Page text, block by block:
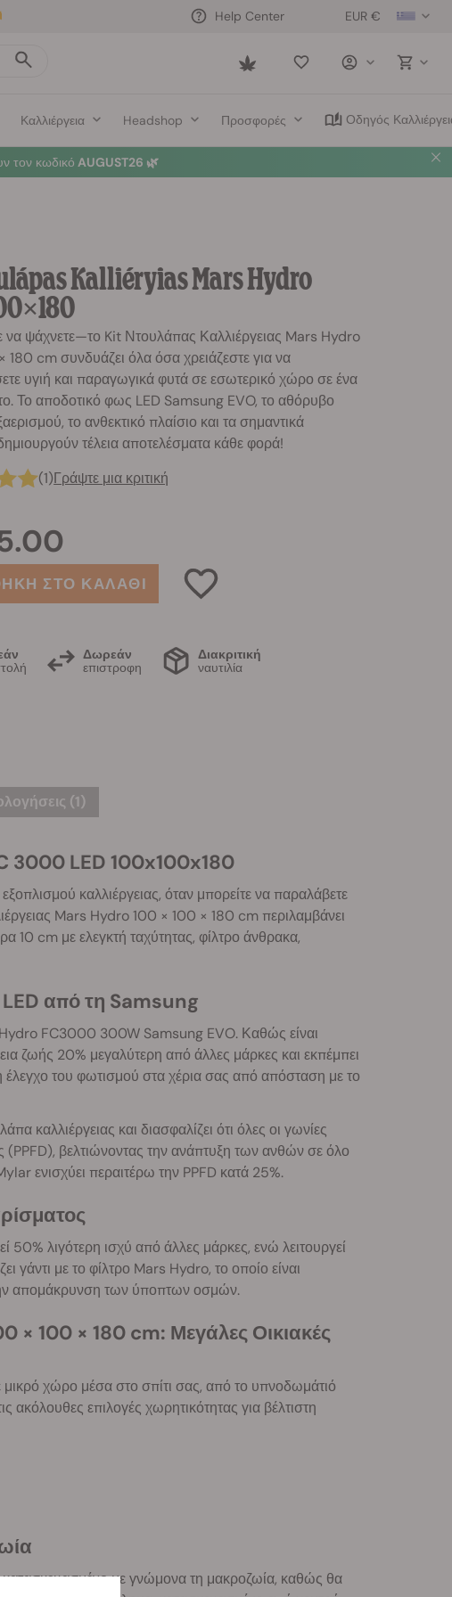
EUR €
Help Center
Saved
Καλλιέργεια Headshop Προσφορές Οδηγός
τον κωδικό AUGUST26 🌿
Kalliéryias Mars Hydro
να ψάχνετε—το Kit Ντουλάπας Καλλιέργειας Mars Hydro
180 cm συνδυάζει όλα όσα χρειάζεστε για να
υγιή και παραγωγικά φυτά σε εσωτερικό χώρο σε ένα
Το αποδοτικό φως LED Samsung EVO, το αθόρυβο
το ανθεκτικό πλαίσιο και τα σημαντικά
τέλεια αποτελέσματα κάθε φορά!
(1)Γράψτε μια κριτική
ΣΤΟ ΚΑΛΑΘΙ
Δωρεάν
επιστροφη
Διακριτική
ναυτιλία
(1)
3000 LED 100x100x180
καλλιέργειας, όταν μπορείτε να παραλάβετε
Mars Hydro 100 × 100 × 180 cm περιλαμβάνει
cm με ελεγκτή ταχύτητας, φίλτρο άνθρακα,
από τη Samsung
FC3000 300W Samsung EVO. Καθώς είναι
ζωής 20% μεγαλύτερη από άλλες μάρκες και εκπέμπει
έλεγχο του φωτισμού στα χέρια σας από απόσταση με το
καλλιέργειας και διασφαλίζει ότι όλες οι γωνίες
βελτιώνοντας την ανάπτυξη των ανθών σε όλο
ενισχύει περαιτέρω την PPFD κατά 25%.
λιγότερη ισχύ από άλλες μάρκες, ενώ λειτουργεί
γάντι με το φίλτρο Mars Hydro, το οποίο είναι
απομάκρυνση των ύποπτων οσμών.
× 100 × 180 cm: Μεγάλες Οικιακές
χώρο μέσα στο σπίτι σας, από το υπνοδωμάτιό
ακόλουθες επιλογές χωρητικότητας για βέλτιστη
κατασκευασμένο με γνώμονα τη μακροζωία, καθώς θα